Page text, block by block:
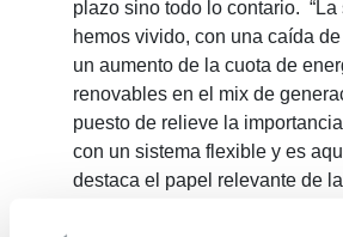
plazo sino todo lo contario.
hemos vivido, con una caída
un aumento de la cuota de
renovables en el mix de
puesto de relieve la
con un sistema flexible y es
destaca el papel relevante de